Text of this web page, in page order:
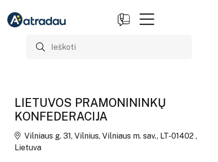
LIETUVOS PRAMONININKŲ
KONFEDERACIJA
Vilniaus g. 31, Vilnius, Vilniaus m. sav., LT-01402 ,
Lietuva